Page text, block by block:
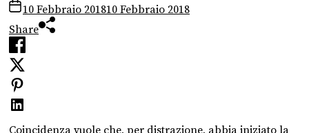
10 Febbraio 201810 Febbraio 2018
Share
Coincidenza vuole che, per distrazione, abbia iniziato la